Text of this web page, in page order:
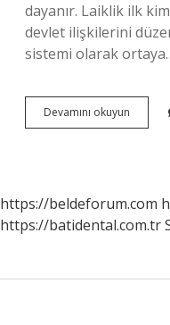
dayanır. Laiklik ilk
devlet ilişkilerini
sistemi olarak
Devamını okuyun
Nedir
https://beldeforum.com
https://batidental.com.tr